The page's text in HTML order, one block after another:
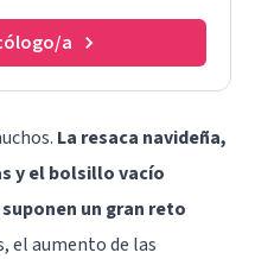
a
La resaca navideña,
y el bolsillo vacío
un gran reto
el aumento de las